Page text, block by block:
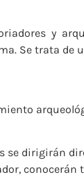
y
Se trata de
se dirigirán
conocerán